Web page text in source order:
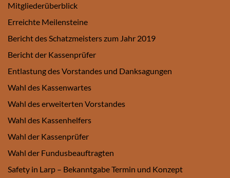
Mitgliederüberblick
Erreichte Meilensteine
Bericht des Schatzmeisters zum Jahr 2019
Bericht der Kassenprüfer
Entlastung des Vorstandes und Danksagungen
Wahl des Kassenwartes
Wahl des erweiterten Vorstandes
Wahl des Kassenhelfers
Wahl der Kassenprüfer
Wahl der Fundusbeauftragten
Safety in Larp – Bekanntgabe Termin und Konzept